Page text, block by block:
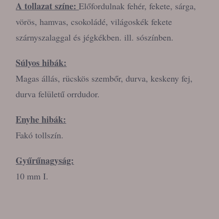
A tollazat színe:Előfordulnak fehér, fekete, sárga,
vörös, hamvas, csokoládé, világoskék fekete
szárnyszalaggal és jégkékben. ill. sószínben.
Súlyos hibák:
Magas állás, rücskös szembőr, durva, keskeny fej,
durva felületű orrdudor.
Enyhe hibák:
Fakó tollszín.
Gyűrűnagyság:
10 mm I.